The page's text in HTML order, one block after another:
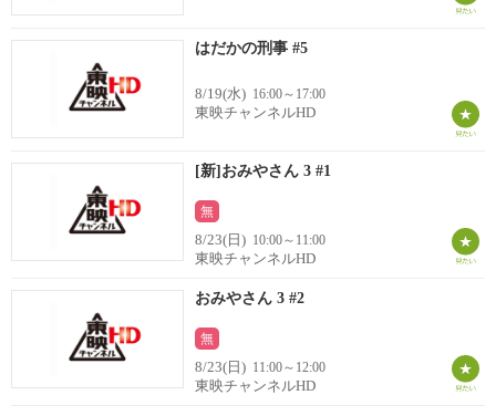
はだかの刑事 #5
8/19(水) 16:00～17:00
東映チャンネルHD
[新]おみやさん 3 #1
無
8/23(日) 10:00～11:00
東映チャンネルHD
おみやさん 3 #2
無
8/23(日) 11:00～12:00
東映チャンネルHD